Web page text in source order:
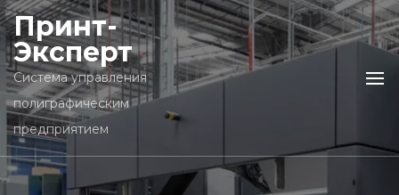
Принт-
Эксперт
Cистема управления
полиграфическим
предприятием